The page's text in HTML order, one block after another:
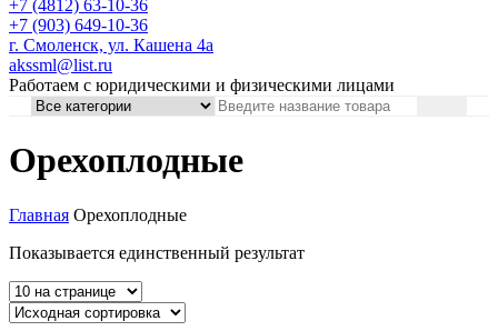
+7 (4812) 63-10-36
+7 (903) 649-10-36
г. Смоленск, ул. Кашена 4а
akssml@list.ru
Работаем с юридическими и физическими лицами
Орехоплодные
Главная Орехоплодные
Показывается единственный результат